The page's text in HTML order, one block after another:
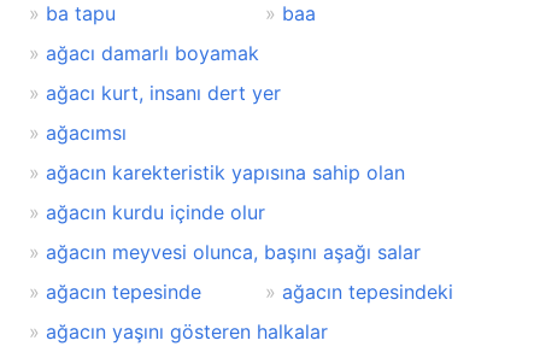
ba tapu
baa
ağacı damarlı boyamak
ağacı kurt, insanı dert yer
ağacımsı
ağacın karekteristik yapısına sahip olan
ağacın kurdu içinde olur
ağacın meyvesi olunca, başını aşağı salar
ağacın tepesinde
ağacın tepesindeki
ağacın yaşını gösteren halkalar